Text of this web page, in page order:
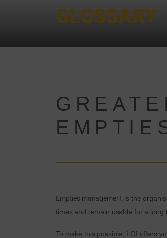
GLOSSARY
Empties management is the
times and remain usable for a long
To make this possible, LGI offers